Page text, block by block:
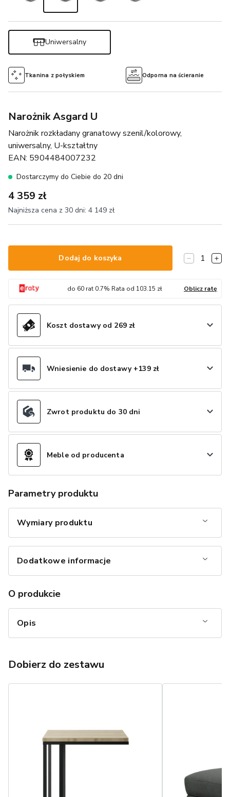
Narożnik Asgard U
Narożnik rozkładany granatowy szenil/kolorowy,
uniwersalny, U-kształtny
EAN: 5904484007232
Dostarczymy do Ciebie do 20 dni
4 359 zł
Najniższa cena z 30 dni: 4 149 zł
Tkanina z połyskiem Odporna na ścieranie
Uniwersalny
Dodaj do koszyka 1
do 60rat 0.7% Rata od 103.15 zł Oblicz ratę
Koszt dostawy od 269 zł
Wniesienie do dostawy +139 zł
Zwrot produktu do 30 dni
Meble od producenta
Parametry produktu
Wymiary produktu
Dodatkowe informacje
O produkcie
Opis
Dobierz do zestawu